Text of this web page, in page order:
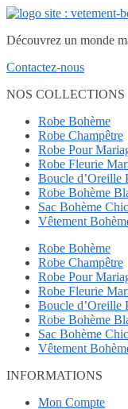
Découvrez un monde
Contactez-nous
NOS COLLECTIONS
Robe Bohème
Robe Champêtre
Robe Pour
Robe Fleurie
Boucle d’Oreille
Robe Bohème
Sac Bohème Chic
Vêtement
Robe Bohème
Robe Champêtre
Robe Pour
Robe Fleurie
Boucle d’Oreille
Robe Bohème
Sac Bohème Chic
Vêtement
INFORMATIONS
Mon Compte